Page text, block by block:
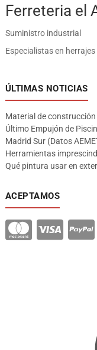
Ferreteria el
Suministro industrial
Especialistas en
ÚLTIMAS NOTICIAS
Material de
Último Empujón de
Madrid Sur (Datos
Herramientas
Qué pintura usar en
ACEPTAMOS